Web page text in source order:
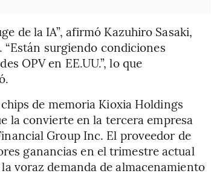
de la IA”, afirmó Kazuhiro Sasaki,
surgiendo condiciones
OPV en EE.UU.”, lo que
de memoria Kioxia Holdings
la convierte en la tercera empresa
Group Inc. El proveedor de
ganancias en el trimestre actual
voraz demanda de almacenamiento